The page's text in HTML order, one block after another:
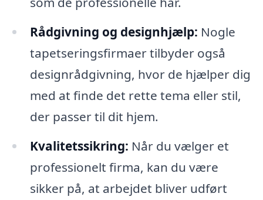
Rådgivning og designhjælp: Nogle
tapetseringsfirmaer tilbyder også
designrådgivning, hvor de hjælper dig
med at finde det rette tema eller stil,
der passer til dit hjem.
Kvalitetssikring: Når du vælger et
professionelt firma, kan du være
sikker på, at arbejdet bliver udført